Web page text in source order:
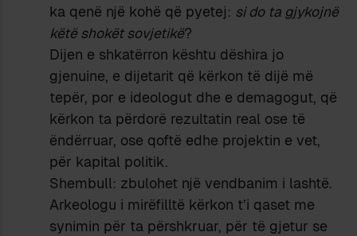
ka qenë një kohë që pyetej: si do ta gjykojnë
këtë shokët sovjetikë?
Dijen e shkatërron kështu dëshira jo
gjenuine, e dijetarit që kërkon të dijë më
tepër, por e ideologut dhe e demagogut, që
kërkon ta përdorë rezultatin real ose të
ëndërruar, ose qoftë edhe projektin e vet,
për kapital politik.
Shembull: zbulohet një vendbanim i lashtë.
Arkeologu i mirëfilltë kërkon t’i qaset me
synimin për ta përshkruar, për të gjetur se